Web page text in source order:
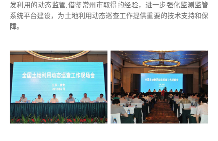
发利用的动态监管,借鉴常州市取得的经验，进一步强化监测监管
系统平台建设，为土地利用动态巡查工作提供重要的技术支持和保
障。